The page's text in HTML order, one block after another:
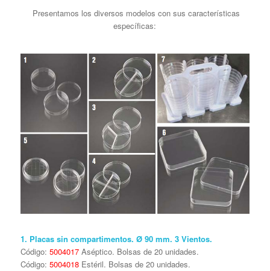
Presentamos los diversos modelos con sus características
específicas:
1. Placas sin compartimentos. Ø 90 mm. 3 Vientos.
Código: 5004017Aséptico. Bolsas de 20 unidades.
Código: 5004018Estéril. Bolsas de 20 unidades.